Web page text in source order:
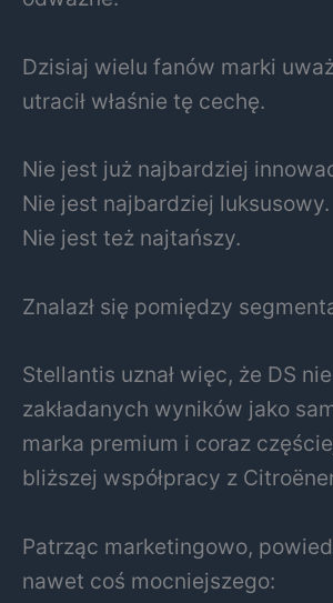
Dzisiaj wielu fanów marki
utracił właśnie tę cechę.
Nie jest już najbardziej
Nie jest najbardziej luksusowy.
Nie jest też najtańszy.
Znalazł się pomiędzy
Stellantis uznał więc, że DS
zakładanych wyników jako
marka premium i coraz
bliższej współpracy z
Patrząc marketingowo,
nawet coś mocniejszego: